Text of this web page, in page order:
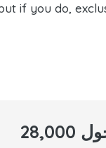
if you do,